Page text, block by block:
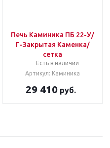
Печь Каминика ПБ 22-У/
Г-Закрытая Каменка/
сетка
Есть в наличии
Артикул: Каминика
29 410 руб.